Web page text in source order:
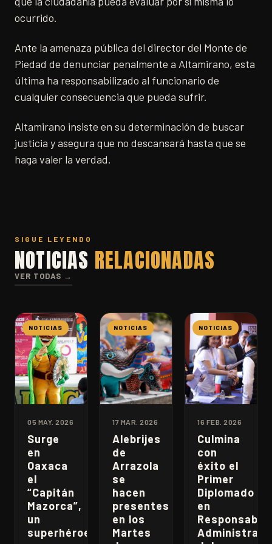
ocurrido.
Ante la amenaza pública del director del Monte de
Piedad de denunciar penalmente a Altamirano, esta
última ha responsabilizado al funcionario de
cualquier consecuencia que pueda sufrir.
Altamirano insiste en su determinación de buscar
justicia y asegura que no descansará hasta que se
haga valer la verdad.
SIGUE LEYENDO
NOTICIAS RELACIONADAS
VER TODAS →
NOTICIAS
05 MAY. 2026
Surge
en
Oaxaca
el
“Capitán
Mazorca”,
un
superhéroe
NOTICIAS
17 MAR. 2026
Alebrijes
de
Arrazola
se
hacen
presentes
en los
Martes
NOTICIAS
16 FEB. 2026
Culmina
con
éxito el
Primer
Diplomado
en